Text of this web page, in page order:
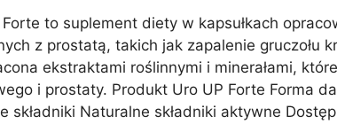
Forte to suplement diety w kapsułkach
z prostatą, takich jak zapalenie gruczołu
ekstraktami roślinnymi i minerałami,
i prostaty. Produkt Uro UP Forte Forma
składniki Naturalne składniki aktywne